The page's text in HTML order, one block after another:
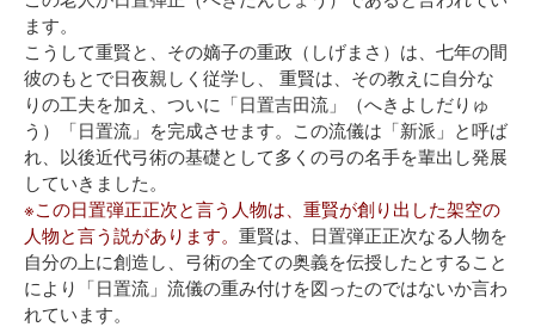
ます。
こうして重賢と、その嫡子の重政（しげまさ）は、七年の間
彼のもとで日夜親しく従学し、 重賢は、その教えに自分な
りの工夫を加え、ついに「日置吉田流」（へきよしだりゅ
う）「日置流」を完成させます。この流儀は「新派」と呼ば
れ、以後近代弓術の基礎として多くの弓の名手を輩出し発展
していきました。
※この日置弾正正次と言う人物は、重賢が創り出した架空の
人物と言う説があります。 重賢は、日置弾正正次なる人物を
自分の上に創造し、弓術の全ての奥義を伝授したとすること
により「日置流」流儀の重み付けを図ったのではないか言わ
れています。